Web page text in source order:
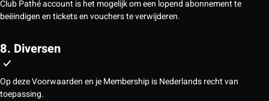
Club Pathé account is het mogelijk om een lopend abonnement te
beëindigen en tickets en vouchers te verwijderen.
8. Diversen
Op deze Voorwaarden en je Membership is Nederlands recht van
toepassing.